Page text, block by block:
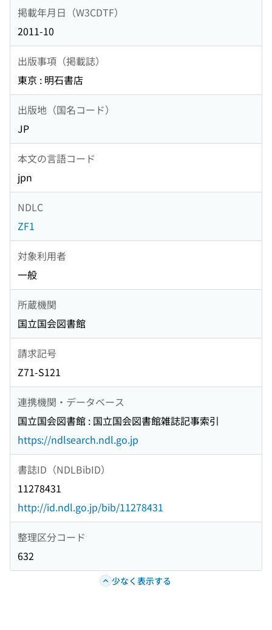
掲載年月日（W3CDTF）
2011-10
出版事項（掲載誌）
東京 : 明石書店
出版地（国名コード）
JP
本文の言語コード
jpn
NDLC
ZF1
対象利用者
一般
所蔵機関
国立国会図書館
請求記号
Z71-S121
連携機関・データベース
国立国会図書館 : 国立国会図書館雑誌記事索引
https://ndlsearch.ndl.go.jp
書誌ID（NDLBibID）
11278431
http://id.ndl.go.jp/bib/11278431
整理区分コード
632
少なく表示する